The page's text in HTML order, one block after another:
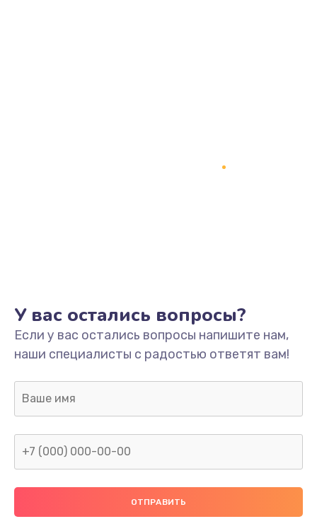
995 руб.
Заказать
Замена шлейфа матрицы
2600 руб.
У вас остались вопросы?
Если у вас остались вопросы напишите нам,
наши специалисты с радостью ответят вам!